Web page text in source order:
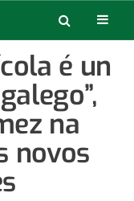
é un
na
novos